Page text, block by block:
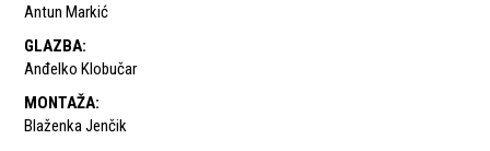
Antun Markić
GLAZBA:
Anđelko Klobučar
MONTAŽA:
Blaženka Jenčik